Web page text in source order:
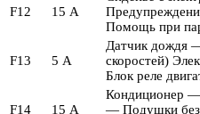
F12 15 А
Помощь при
F13 5 А
Датчик дождя
скоростей)
Блок реле
F14 15 А
Кондиционер
— Подушки